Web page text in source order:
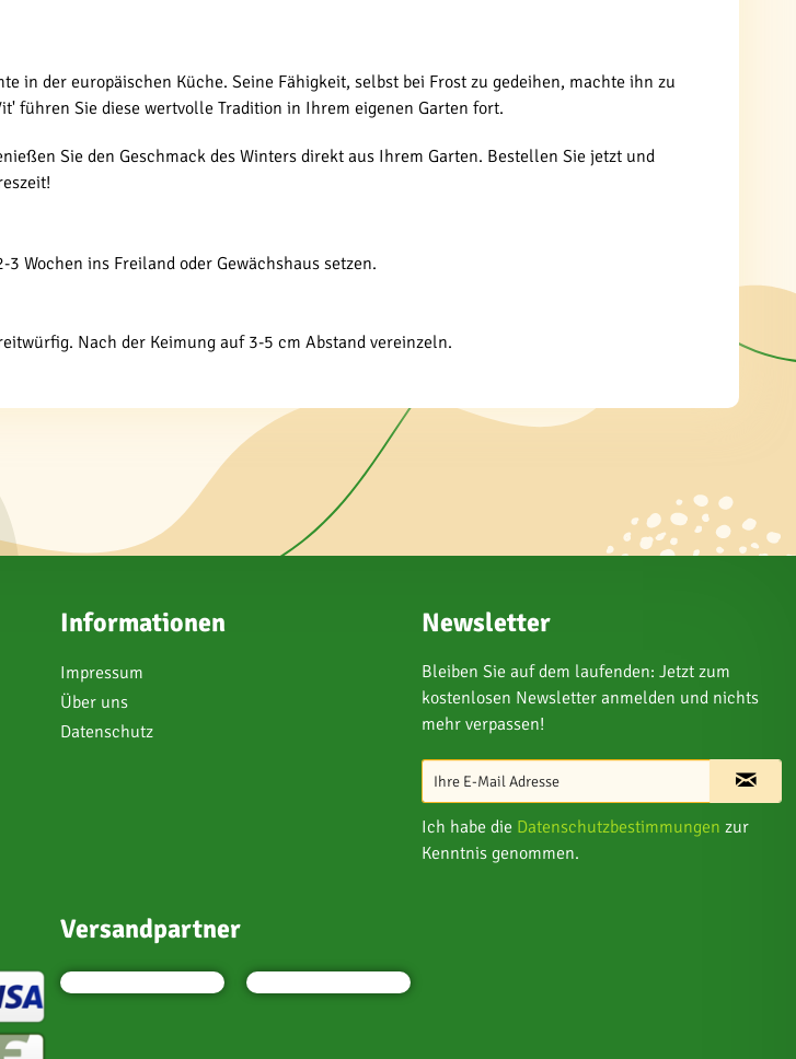
in der europäischen Küche. Seine Fähigkeit, selbst bei Frost zu gedeihen, machte ihn zu
führen Sie diese wertvolle Tradition in Ihrem eigenen Garten fort.
Sie den Geschmack des Winters direkt aus Ihrem Garten. Bestellen Sie jetzt und
Wochen ins Freiland oder Gewächshaus setzen.
Nach der Keimung auf 3-5 cm Abstand vereinzeln.
Informationen
Impressum
Über uns
Datenschutz
Newsletter
Bleiben Sie auf dem laufenden: Jetzt zum
kostenlosen Newsletter anmelden und nichts
mehr verpassen!
Ich habe die Datenschutzbestimmungen zur
Kenntnis genommen.
Versandpartner